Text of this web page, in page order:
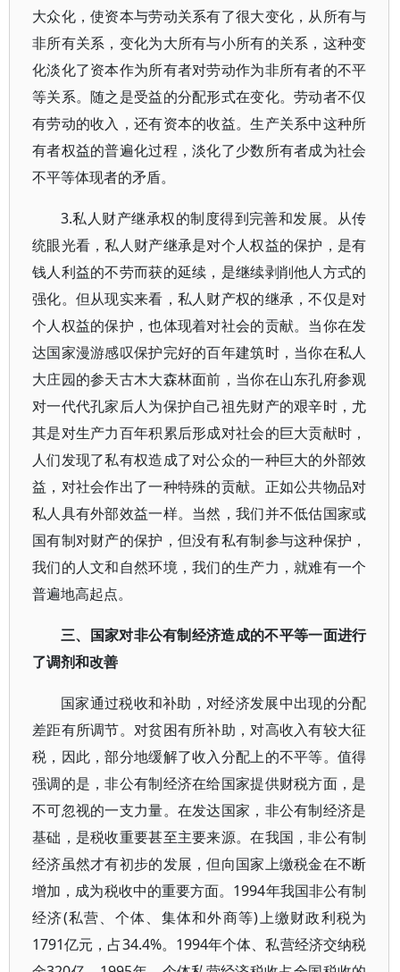
大众化，使资本与劳动关系有了很大变化，从所有与
非所有关系，变化为大所有与小所有的关系，这种变
化淡化了资本作为所有者对劳动作为非所有者的不平
等关系。随之是受益的分配形式在变化。劳动者不仅
有劳动的收入，还有资本的收益。生产关系中这种所
有者权益的普遍化过程，淡化了少数所有者成为社会
不平等体现者的矛盾。
3.私人财产继承权的制度得到完善和发展。从传
统眼光看，私人财产继承是对个人权益的保护，是有
钱人利益的不劳而获的延续，是继续剥削他人方式的
强化。但从现实来看，私人财产权的继承，不仅是对
个人权益的保护，也体现着对社会的贡献。当你在发
达国家漫游感叹保护完好的百年建筑时，当你在私人
大庄园的参天古木大森林面前，当你在山东孔府参观
对一代代孔家后人为保护自己祖先财产的艰辛时，尤
其是对生产力百年积累后形成对社会的巨大贡献时，
人们发现了私有权造成了对公众的一种巨大的外部效
益，对社会作出了一种特殊的贡献。正如公共物品对
私人具有外部效益一样。当然，我们并不低估国家或
国有制对财产的保护，但没有私有制参与这种保护，
我们的人文和自然环境，我们的生产力，就难有一个
普遍地高起点。
三、国家对非公有制经济造成的不平等一面进行
了调剂和改善
国家通过税收和补助，对经济发展中出现的分配
差距有所调节。对贫困有所补助，对高收入有较大征
税，因此，部分地缓解了收入分配上的不平等。值得
强调的是，非公有制经济在给国家提供财税方面，是
不可忽视的一支力量。在发达国家，非公有制经济是
基础，是税收重要甚至主要来源。在我国，非公有制
经济虽然才有初步的发展，但向国家上缴税金在不断
增加，成为税收中的重要方面。1994年我国非公有制
经济(私营、个体、集体和外商等)上缴财政利税为
1791亿元，占34.4%。1994年个体、私营经济交纳税